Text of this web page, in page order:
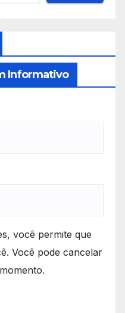
Informativo
você permite que
Você pode cancelar